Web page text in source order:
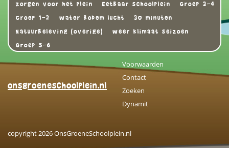
zorgen voor het plein
Eetbaar schoolplein
Groep 3-4
Groep 1-2
water bodem lucht
30 minuten
Natuurbeleving (overige)
weer klimaat seizoen
Groep 5-6
onsgroeneschoolplein.nl
Voorwaarden
Contact
Zoeken
Dynamit
copyright 2026 OnsGroeneSchoolplein.nl